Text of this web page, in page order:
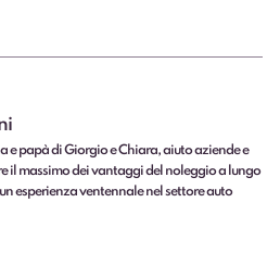
e papà di Giorgio e Chiara, aiuto aziende e
il massimo dei vantaggi del noleggio a lungo
esperienza ventennale nel settore auto